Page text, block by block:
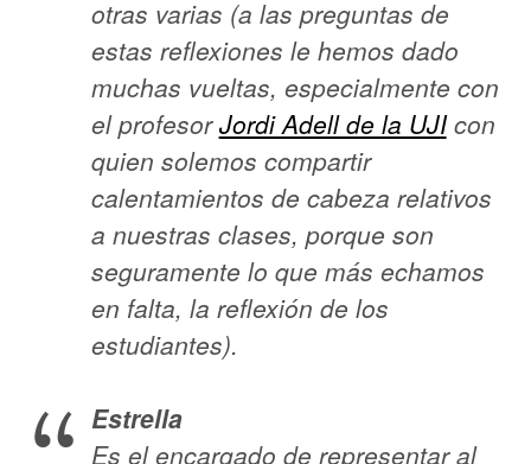
otras varias (a las preguntas de
estas reflexiones le hemos dado
muchas vueltas, especialmente con
el profesorJordi Adell de la UJIcon
quien solemos compartir
calentamientos de cabeza relativos
a nuestras clases, porque son
seguramente lo que más echamos
en falta, la reflexión de los
estudiantes).
Estrella
Es el encargado de representar al